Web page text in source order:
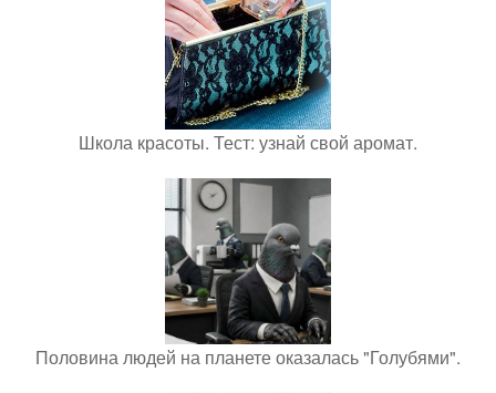
Школа красоты. Тест: узнай свой аромат.
Половина людей на планете оказалась "Голубями".